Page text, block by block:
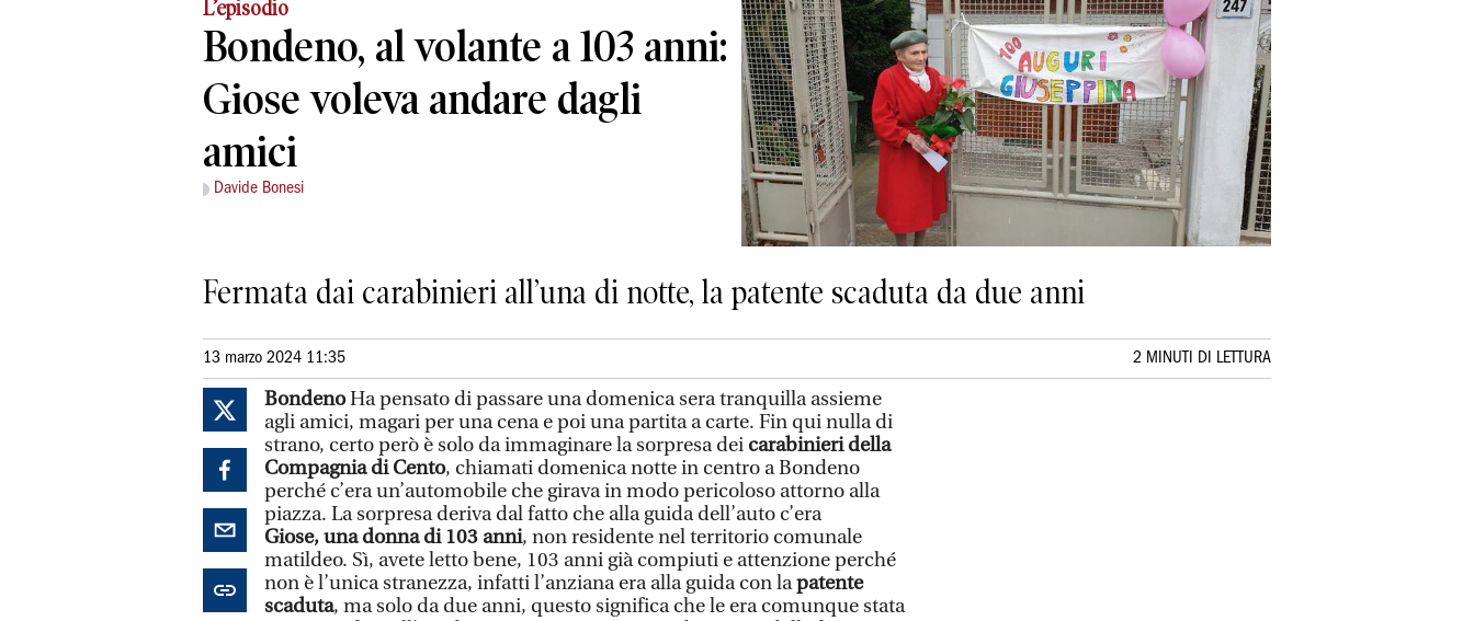
L’episodio
Bondeno, al volante a 103 anni:
Giose voleva andare dagli
amici
Davide Bonesi
Fermata dai carabinieri all’una di notte, la patente scaduta da due anni
13 marzo 2024 11:35 2 MINUTI DI LETTURA
BondenoHa pensato di passare una domenica sera tranquilla assieme
agli amici, magari per una cena e poi una partita a carte. Fin qui nulla di
strano, certo però è solo da immaginare la sorpresa dei carabinieri della
Compagnia di Cento, chiamati domenica notte in centro a Bondeno
perché c’era un’automobile che girava in modo pericoloso attorno alla
piazza. La sorpresa deriva dal fatto che alla guida dell’auto c’era
Giose,una donna di 103 anni, non residente nel territorio comunale
matildeo. Sì, avete letto bene, 103 anni già compiuti e attenzione perché
non è l’unica stranezza, infatti l’anziana era alla guida con lapatente
scaduta, ma solo da due anni, questo significa che le era comunque stata